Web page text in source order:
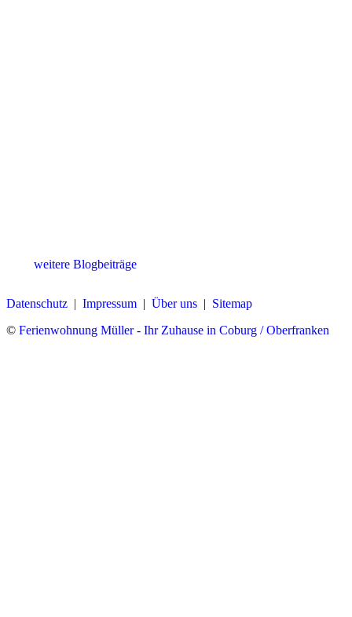
weitere Blogbeiträge
Datenschutz | Impressum | Über uns | Sitemap
© Ferienwohnung Müller - Ihr Zuhause in Coburg / Oberfranken